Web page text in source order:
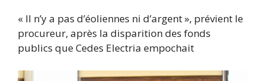
« Il n’y a pas d’éoliennes ni d’argent », prévient le
procureur, après la disparition des fonds
publics que Cedes Electria empochait